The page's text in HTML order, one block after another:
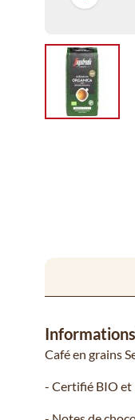
Café en grains
- Certifié BIO